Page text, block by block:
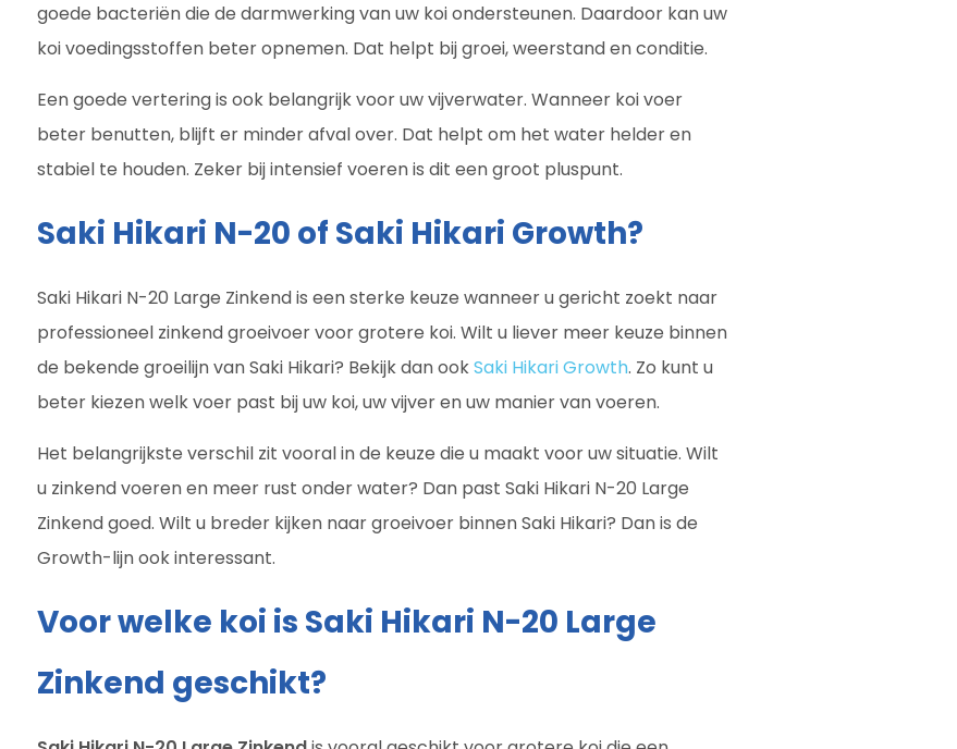
goede bacteriën die de darmwerking van uw koi ondersteunen. Daardoor kan uw
koi voedingsstoffen beter opnemen. Dat helpt bij groei, weerstand en conditie.
Een goede vertering is ook belangrijk voor uw vijverwater. Wanneer koi voer
beter benutten, blijft er minder afval over. Dat helpt om het water helder en
stabiel te houden. Zeker bij intensief voeren is dit een groot pluspunt.
Saki Hikari N-20 of Saki Hikari Growth?
Saki Hikari N-20 Large Zinkend is een sterke keuze wanneer u gericht zoekt naar
professioneel zinkend groeivoer voor grotere koi. Wilt u liever meer keuze binnen
de bekende groeilijn van Saki Hikari? Bekijk dan ookSaki Hikari Growth. Zo kunt u
beter kiezen welk voer past bij uw koi, uw vijver en uw manier van voeren.
Het belangrijkste verschil zit vooral in de keuze die u maakt voor uw situatie. Wilt
u zinkend voeren en meer rust onder water? Dan past Saki Hikari N-20 Large
Zinkend goed. Wilt u breder kijken naar groeivoer binnen Saki Hikari? Dan is de
Growth-lijn ook interessant.
Voor welke koi is Saki Hikari N-20 Large
Zinkend geschikt?